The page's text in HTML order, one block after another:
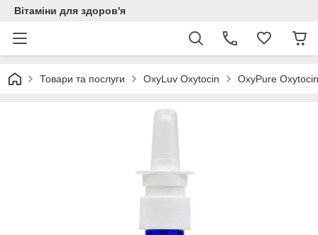
Вітаміни для здоров'я
Товари та послуги OxyLuv Oxytocin OxyPure